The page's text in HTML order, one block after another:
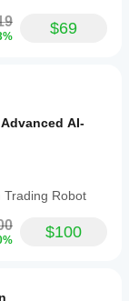
$69
AI-
Trading Robot
$100